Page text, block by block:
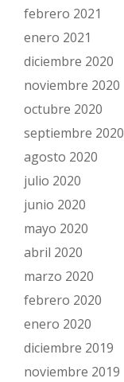
febrero 2021
enero 2021
diciembre 2020
noviembre 2020
octubre 2020
septiembre 2020
agosto 2020
julio 2020
junio 2020
mayo 2020
abril 2020
marzo 2020
febrero 2020
enero 2020
diciembre 2019
noviembre 2019